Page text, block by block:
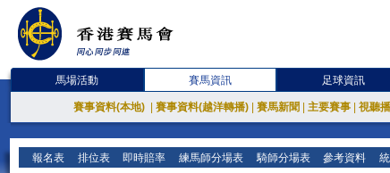
馬場活動 賽馬資訊 足球資訊
賽事資料(本地) 賽事資料(越洋轉播) 賽馬新聞 主要賽事 視聽
報名表 排位表 即時賠率 練馬師分場表 騎師分場表 參考資料